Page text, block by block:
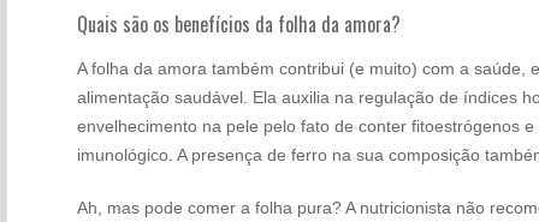
Quais são os benefícios da folha da amora?
A folha da amora também contribui (e muito) com a saúde,
alimentação saudável. Ela auxilia na regulação de índices
envelhecimento na pele pelo fato de conter fitoestrógenos
imunológico. A presença de ferro na sua composição
Ah, mas pode comer a folha pura? A nutricionista não